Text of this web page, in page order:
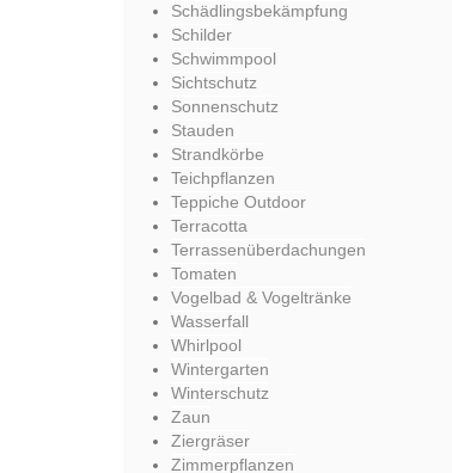
Schädlingsbekämpfung
Schilder
Schwimmpool
Sichtschutz
Sonnenschutz
Stauden
Strandkörbe
Teichpflanzen
Teppiche Outdoor
Terracotta
Terrassenüberdachungen
Tomaten
Vogelbad & Vogeltränke
Wasserfall
Whirlpool
Wintergarten
Winterschutz
Zaun
Ziergräser
Zimmerpflanzen